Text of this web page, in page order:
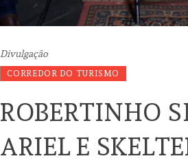
Divulgação
CORREDOR DO TURISMO
ROBERTINHO
ARIEL E